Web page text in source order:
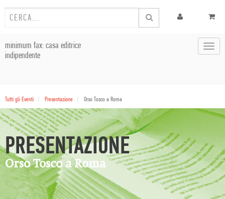
minimum fax: casa editrice
indipendente
Tutti gli Eventi Presentazione Orso Tosco a Roma
PRESENTAZIONE
Orso Tosco a Roma